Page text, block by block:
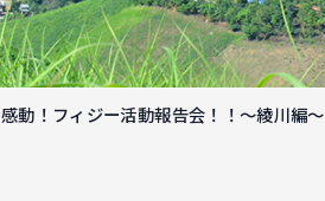
感動！フィジー活動報告会！！～綾川編～